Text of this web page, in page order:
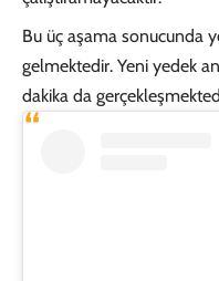
Bu üç aşama sonucunda
gelmektedir. Yeni yedek
dakika da